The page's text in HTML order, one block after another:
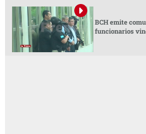
BCH emite
funcionarios